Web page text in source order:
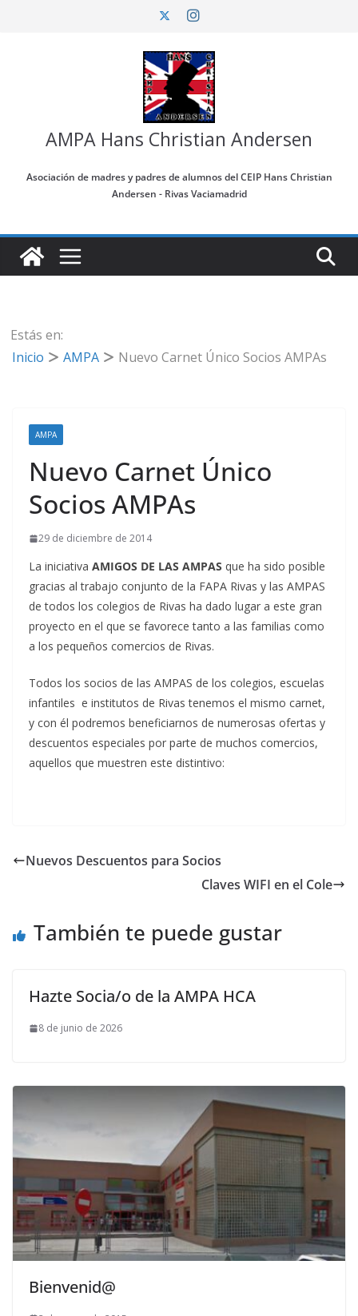
AMPA Hans Christian Andersen
Asociación de madres y padres de alumnos del CEIP Hans Christian
Andersen - Rivas Vaciamadrid
Estás en:
Inicio
AMPA Nuevo Carnet Único Socios AMPAs
AMPA
Nuevo Carnet Único
Socios AMPAs
29 de diciembre de 2014
La iniciativa AMIGOS DE LAS AMPAS que ha sido posible
gracias al trabajo conjunto de la FAPA Rivas y las AMPAS
de todos los colegios de Rivas ha dado lugar a este gran
proyecto en el que se favorece tanto a las familias como
a los pequeños comercios de Rivas.
Todos los socios de las AMPAS de los colegios, escuelas
infantiles e institutos de Rivas tenemos el mismo carnet,
y con él podremos beneficiarnos de numerosas ofertas y
descuentos especiales por parte de muchos comercios,
aquellos que muestren este distintivo:
Nuevos Descuentos para Socios
Claves WIFI en el Cole
También te puede gustar
Hazte Socia/o de la AMPA HCA
8 de junio de 2026
Bienvenid@